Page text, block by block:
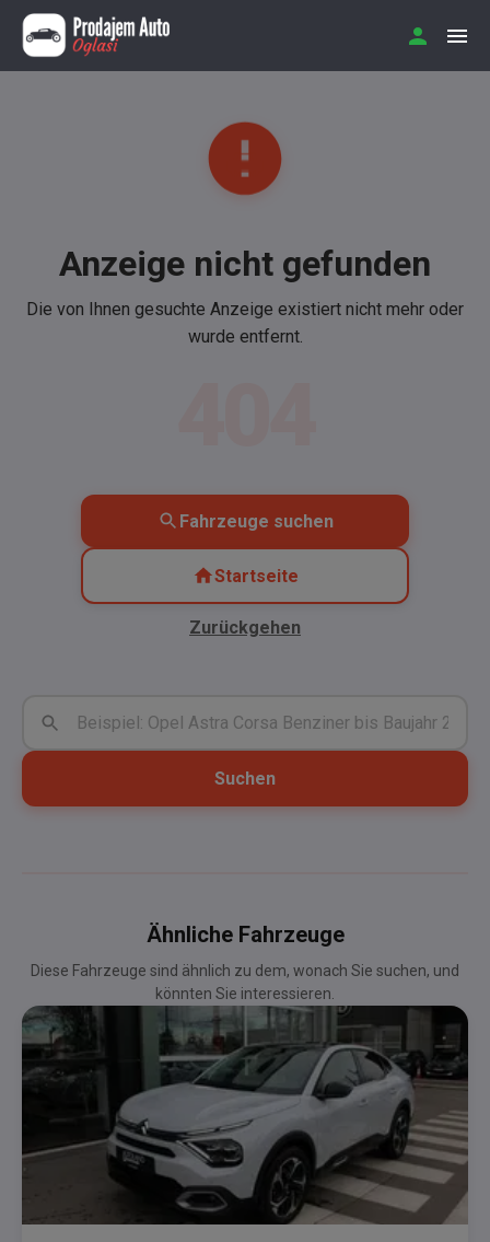
Anzeige nicht gefunden
Die von Ihnen gesuchte Anzeige existiert nicht mehr oder
wurde entfernt.
Fahrzeuge suchen
Startseite
Zurückgehen
Suchen
Ähnliche Fahrzeuge
Diese Fahrzeuge sind ähnlich zu dem, wonach Sie suchen, und
könnten Sie interessieren.